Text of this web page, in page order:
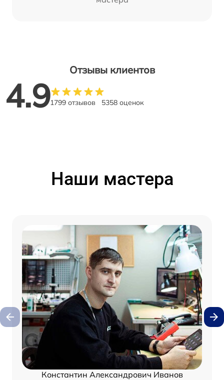
Отзывы клиентов
4.91799 отзывов 5358 оценок
Наши мастера
Константин Александрович Иванов